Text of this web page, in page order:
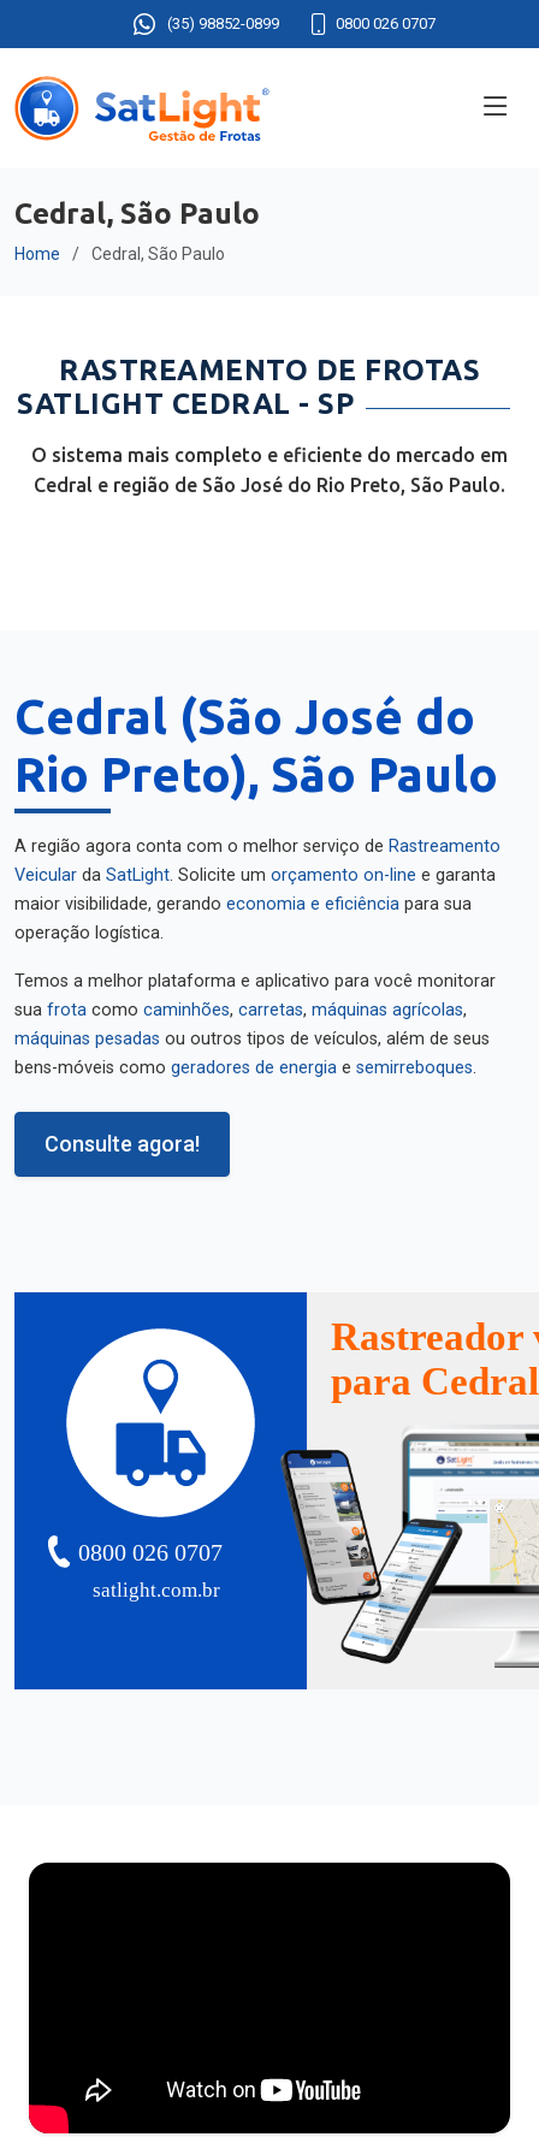
(35) 98852-0899 0800 026 0707
Cedral, São Paulo
Home Cedral, São Paulo
RASTREAMENTO DE FROTAS
SATLIGHT CEDRAL - SP
O sistema mais completo e eficiente do mercado em
Cedral e região de São José do Rio Preto, São Paulo.
Cedral (São José do
Rio Preto), São Paulo
A região agora conta com o melhor serviço de Rastreamento
Veicular da SatLight. Solicite um orçamento on-line e garanta
maior visibilidade, gerando economia e eficiência para sua
operação logística.
Temos a melhor plataforma e aplicativo para você monitorar
sua frota como caminhões, carretas, máquinas agrícolas,
máquinas pesadas ou outros tipos de veículos, além de seus
bens-móveis como geradores de energia e semirreboques.
Consulte agora!
satlight.com.br
0800 026 0707
Rastreador
para Cedral